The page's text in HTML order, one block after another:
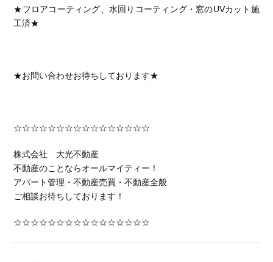
★フロアコーティング、水回りコーティング・窓のUVカット施
工済★
★お問い合わせお待ちしております★
☆☆☆☆☆☆☆☆☆☆☆☆☆☆☆☆
株式会社 大光不動産
不動産のことならオールマイティー！
アパート管理・不動産売買・不動産全般
ご相談お待ちしております！
☆☆☆☆☆☆☆☆☆☆☆☆☆☆☆☆